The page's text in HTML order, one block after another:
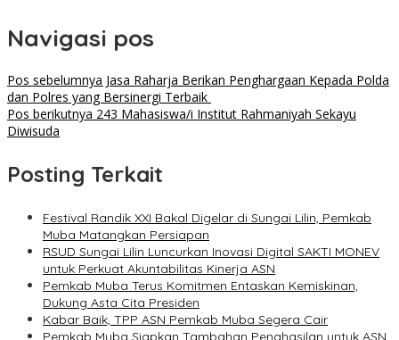
Navigasi pos
Pos sebelumnya Jasa Raharja Berikan Penghargaan Kepada Polda
dan Polres yang Bersinergi Terbaik
Pos berikutnya 243 Mahasiswa/i Institut Rahmaniyah Sekayu
Diwisuda
Posting Terkait
Festival Randik XXI Bakal Digelar di Sungai Lilin, Pemkab
Muba Matangkan Persiapan
RSUD Sungai Lilin Luncurkan Inovasi Digital SAKTI MONEV
untuk Perkuat Akuntabilitas Kinerja ASN
Pemkab Muba Terus Komitmen Entaskan Kemiskinan,
Dukung Asta Cita Presiden
Kabar Baik, TPP ASN Pemkab Muba Segera Cair
Pemkab Muba Siapkan Tambahan Penghasilan untuk ASN